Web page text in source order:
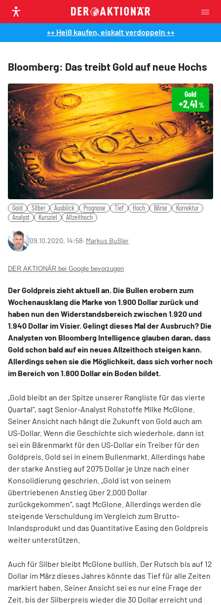
++ Heiß kaufen, eiskalt verdoppeln ++
Bloomberg: Das treibt Gold auf neue Hochs
Gold
+2,41%
Gold Silber Ausblick Prognose Tief Hoch Börse
Korrektur
Analyst
Kursziel Allzeithoch
09.10.2020, 14:58‧ Markus Bußler
DER AKTIONÄR bei Google bevorzugen
Der Goldpreis zieht aktuell an. Die Bullen erobern zum
Wochenausklang die Marke von 1.900 Dollar zurück und
haben nun den Widerstandsbereich zwischen 1.920 und
1.940 Dollar im Visier. Gelingt dieses Mal der Ausbruch? Die
Analysten von Bloomberg Intelligence glauben daran, dass
Gold schon bald auf ein neues Allzeithoch steigen kann.
Allerdings sehen sie die Möglichkeit, dass sich vorher noch
im Bereich von 1.800 Dollar ein Boden bildet.
„Gold bleibt an der Spitze unserer Rangliste für das vierte
Quartal“, sagt Senior-Analyst Rohstoffe Milke McGlone.
Seiner Ansicht nach hängt die Zukunft von Gold auch am
US-Dollar. Wenn die Geschichte sich wiederhole, dann ist
sei ein Bärenmarkt für den US-Dollar ein Treiber für den
Goldpreis. Gold sei in einem Bullenmarkt. Allerdings habe
der starke Anstieg auf 2075 Dollar je Unze nach einer
Konsolidierung geschrien. „Gold ist von seinem
übertriebenen Anstieg über 2.000 Dollar
zurückgekommen“, sagt McGlone. Allerdings werden die
steigende Verschuldung im Vergleich zum Brutto-
Inlandsprodukt und das Quantitative Easing den Goldpreis
weiter unterstützen.
Auch für Silber bleibt McGlone bullish. Der Rutsch bis auf 12
Dollar im März dieses Jahres könnte das Tief für alle Zeiten
markiert haben. Seiner Ansicht sei es nur eine Frage der
Zeit, bis der Silberpreis wieder die 30 Dollar erreicht und